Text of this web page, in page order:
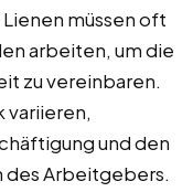
müssen oft
arbeiten, um die
zu vereinbaren.
variieren,
und den
des Arbeitgebers.